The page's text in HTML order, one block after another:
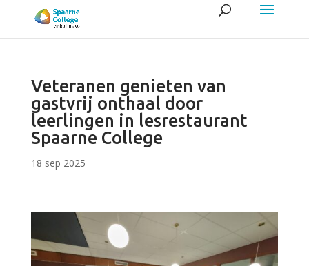
Veteranen genieten van
gastvrij onthaal door
leerlingen in lesrestaurant
Spaarne College
18 sep 2025